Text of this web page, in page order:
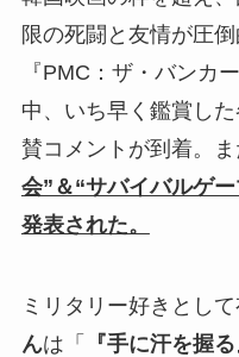
限の死闘と友情が圧
『PMC：ザ・バンカ
中、いち早く鑑賞し
賛コメントが到着。ま
会”＆“サバイバルゲ
発表された。
ミリタリー好きとし
んは「
『手に汗を握